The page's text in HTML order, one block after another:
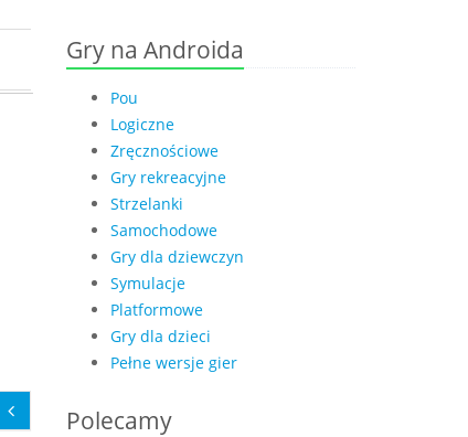
Gry na Androida
Pou
Logiczne
Zręcznościowe
Gry rekreacyjne
Strzelanki
Samochodowe
Gry dla dziewczyn
Symulacje
Platformowe
Gry dla dzieci
Pełne wersje gier
Polecamy